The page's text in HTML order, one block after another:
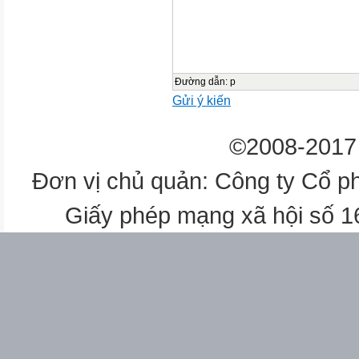
- Giới thiệu: 1’ Số 0 trong
Hoạt động của học sinh

12’
Đường dẫn: p
Gửi ý kiến
©2008-
Đơn vị chủ quản: Công ty Cổ
Giấy phép mạng xã hội số